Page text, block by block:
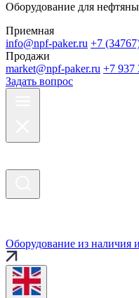
Оборудование для
Приемная
info@npf-paker.ru +7
Продажи
market@npf-paker.ru +7 937
Задать вопрос
Оборудование из наличия